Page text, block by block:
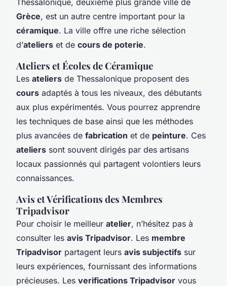
Grèce, est un autre centre important pour la
céramique. La ville offre une riche sélection
d’ateliers et de cours de poterie.
Ateliers et Écoles de Céramique
Les ateliers de Thessalonique proposent des
cours adaptés à tous les niveaux, des débutants
aux plus expérimentés. Vous pourrez apprendre
les techniques de base ainsi que les méthodes
plus avancées de fabrication et de peinture. Ces
ateliers sont souvent dirigés par des artisans
locaux passionnés qui partagent volontiers leurs
connaissances.
Avis et Vérifications des Membres
Tripadvisor
Pour choisir le meilleur atelier, n’hésitez pas à
consulter les avis Tripadvisor. Les membre
Tripadvisor partagent leurs avis subjectifs sur
leurs expériences, fournissant des informations
précieuses. Les verifications Tripadvisor vous